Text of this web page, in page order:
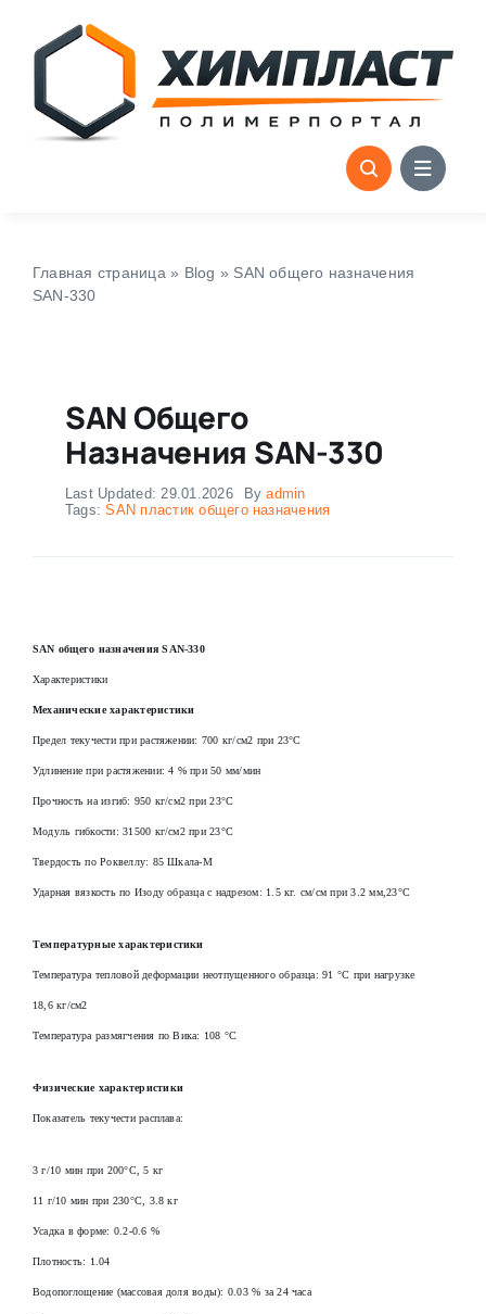
content
Главная страница » Blog » SAN общего назначения
SAN-330
SAN Общего
Назначения SAN-330
Last Updated: 29.01.2026 Byadmin
Tags:SAN пластик общего назначения
SAN общего назначения SAN-330
Характеристики
Механические характеристики
Предел текучести при растяжении: 700 кг/см2 при 23°С
Удлинение при растяжении: 4 % при 50 мм/мин
Прочность на изгиб: 950 кг/см2 при 23°С
Модуль гибкости: 31500 кг/см2 при 23°С
Твердость по Роквеллу: 85 Шкала-М
Ударная вязкость по Изоду образца с надрезом: 1.5 кг. см/см при 3.2 мм,23°C
Температурные характеристики
Температура тепловой деформации неотпущенного образца: 91 °C при нагрузке
18,6 кг/см2
Температура размягчения по Вика: 108 °C
Физические характеристики
Показатель текучести расплава:
3 г/10 мин при 200°C, 5 кг
11 г/10 мин при 230°C, 3.8 кг
Усадка в форме: 0.2-0.6 %
Плотность: 1.04
Водопоглощение (массовая доля воды): 0.03 % за 24 часа